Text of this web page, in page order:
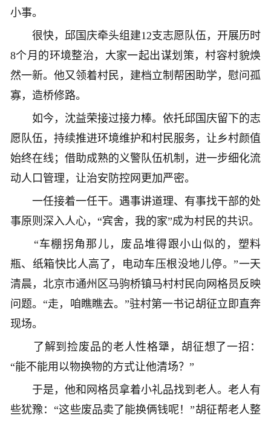
小事。
很快，邱国庆牵头组建12支志愿队伍，开展历时
8个月的环境整治，大家一起出谋划策，村容村貌焕
然一新。他又领着村民，建档立制帮困助学，慰问孤
寡，造桥修路。
如今，沈益荣接过接力棒。依托邱国庆留下的志
愿队伍，持续推进环境维护和村民服务，让乡村颜值
始终在线；借助成熟的义警队伍机制，进一步细化流
动人口管理，让治安防控网更加严密。
一任接着一任干。遇事讲道理、有事找干部的处
事原则深入人心，“宾舍，我的家”成为村民的共识。
“车棚拐角那儿，废品堆得跟小山似的，塑料
瓶、纸箱快比人高了，电动车压根没地儿停。”一天
清晨，北京市通州区马驹桥镇马村村民向网格员反映
问题。“走，咱瞧瞧去。”驻村第一书记胡征立即直奔
现场。
了解到捡废品的老人性格犟，胡征想了一招：
“能不能用以物换物的方式让他清场？”
于是，他和网格员拿着小礼品找到老人。老人有
些犹豫：“这些废品卖了能换俩钱呢！”胡征帮老人整